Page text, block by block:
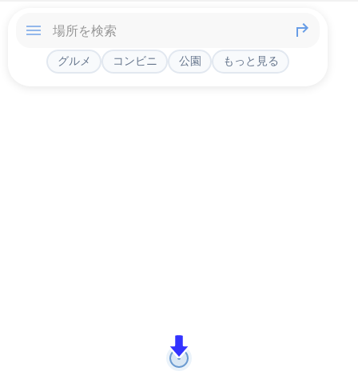
グルメ コンビニ 公園 もっと見る